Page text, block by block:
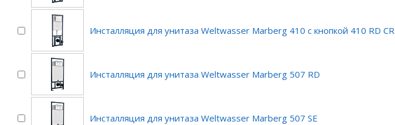
Инсталляция для унитаза Weltwasser Marberg 410 с кнопкой 410 RD CR
Инсталляция для унитаза Weltwasser Marberg 507 RD
Инсталляция для унитаза Weltwasser Marberg 507 SE